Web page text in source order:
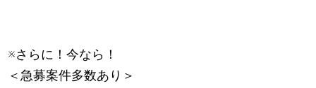
※さらに！今なら！
＜急募案件多数あり＞